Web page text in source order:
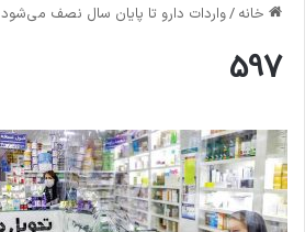
خانه /واردات دارو تا پایان سال نصف می‌شود
597